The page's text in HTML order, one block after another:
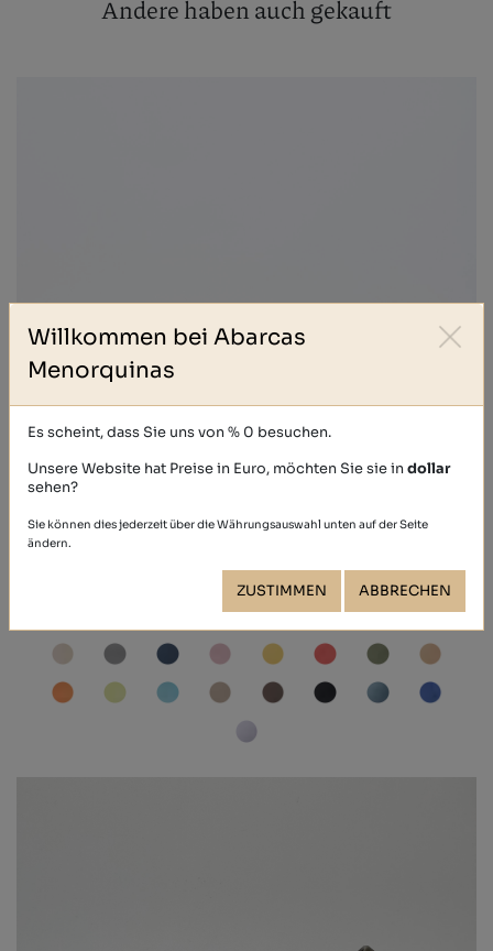
Andere haben auch gekauft
39,40 €
Willkommen bei Abarcas
Menorquinas
Es scheint, dass Sie uns von % 0 besuchen.
Unsere Website hat Preise in Euro, möchten Sie sie indollar
sehen?
Sie können dies jederzeit über die Währungsauswahl unten auf der Seite
ändern.
ZUSTIMMEN ABBRECHEN